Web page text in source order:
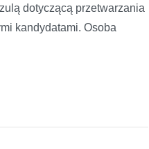
dotyczącą przetwarzania
kandydatami. Osoba